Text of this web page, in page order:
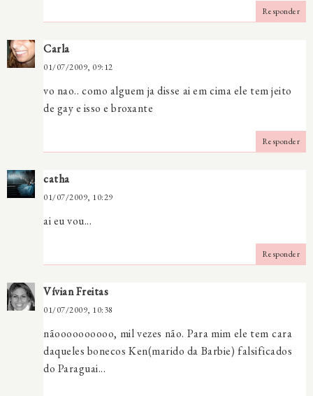
Responder
Carla
01/07/2009, 09:12
vo nao.. como alguem ja disse ai em cima ele tem jeito
de gay e isso e broxante
Responder
catha
01/07/2009, 10:29
ai eu vou...
Responder
Vívian Freitas
01/07/2009, 10:38
nãoooooooooo, mil vezes não. Para mim ele tem cara
daqueles bonecos Ken(marido da Barbie) falsificados
do Paraguai...